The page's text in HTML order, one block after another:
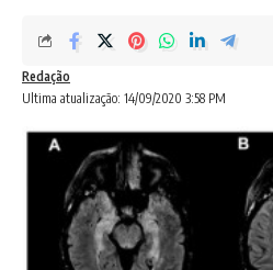
Ultima atualização: 14/09/2020 3:58 PM
Redação